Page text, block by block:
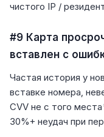
чистого IP /
#9 Карта
вставлен с
Частая история у
вставке номера,
CVV не с того
30%+ неудач при